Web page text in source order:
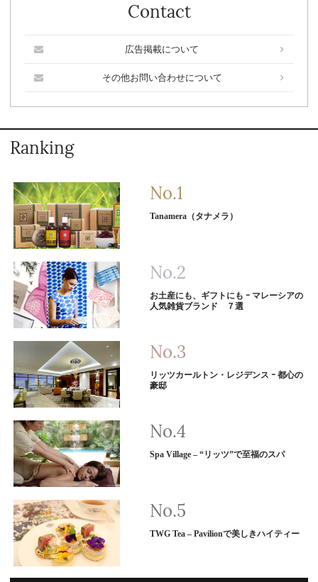
Contact
広告掲載について
その他お問い合わせについて
Ranking
Tanamera（タナメラ）
お土産にも、ギフトにも ｰ マレーシアの
人気雑貨ブランド ７選
リッツカールトン・レジデンス ｰ 都心の
豪邸
Spa Village – “リッツ”で至福のスパ
TWG Tea – Pavilionで美しきハイティー